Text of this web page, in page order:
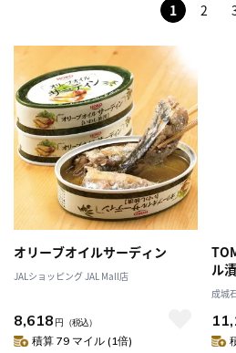
1 2
オリーブオイルサーディン
JALショッピング JAL Mall店
8,618 円 （税込）
積算 79 マイル (1倍)
ル
成城